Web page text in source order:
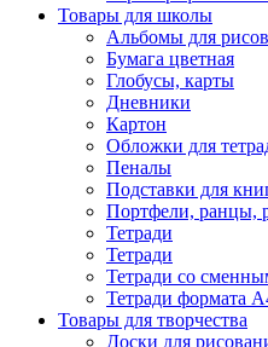
Товары для школы
Альбомы для
Бумага цветная
Глобусы, карты
Дневники
Картон
Обложки для
Пеналы
Подставки для
Портфели, ранцы,
Тетради
Тетради
Тетради со
Тетради формата
Товары для творчества
Доски для